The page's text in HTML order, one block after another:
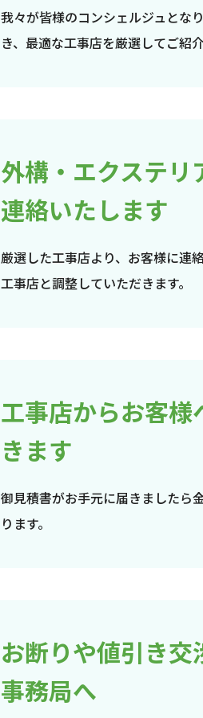
我々が皆様のコンシェルジュとな
き、最適な工事店を厳選してご紹介
外構・エクステ
連絡いたします
厳選した工事店より、お客様に連
工事店と調整していただきます。
工事店からお客
きます
御見積書がお手元に届きましたら
ります。
お断りや値引き
事務局へ